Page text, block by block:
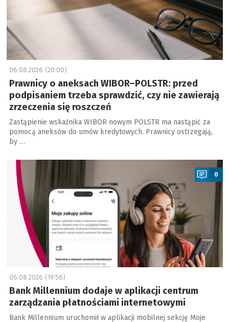
06.08.2026 (20:00)
Prawnicy o aneksach WIBOR–POLSTR: przed
podpisaniem trzeba sprawdzić, czy nie zawierają
zrzeczenia się roszczeń
Zastąpienie wskaźnika WIBOR nowym POLSTR ma nastąpić za
pomocą aneksów do umów kredytowych. Prawnicy ostrzegają,
by …
0
06.08.2026 (19:56)
Bank Millennium dodaje w aplikacji centrum
zarządzania płatnościami internetowymi
Bank Millennium uruchomił w aplikacji mobilnej sekcję Moje